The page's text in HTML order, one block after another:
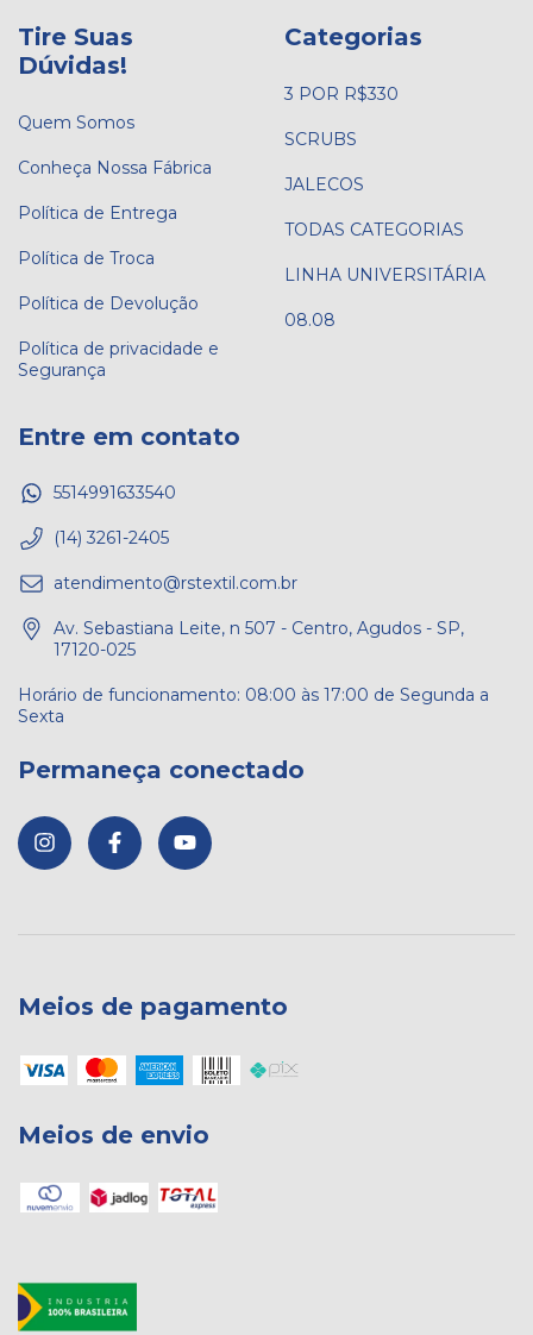
Tire Suas
Dúvidas!
Quem Somos
Conheça Nossa Fábrica
Política de Entrega
Política de Troca
Política de Devolução
Política de privacidade e
Segurança
Categorias
3 POR R$330
SCRUBS
JALECOS
TODAS CATEGORIAS
LINHA UNIVERSITÁRIA
08.08
Entre em contato
5514991633540
(14) 3261-2405
atendimento@rstextil.com.br
Av. Sebastiana Leite, n 507 - Centro, Agudos - SP,
17120-025
Permaneça conectado
Meios de pagamento
Meios de envio